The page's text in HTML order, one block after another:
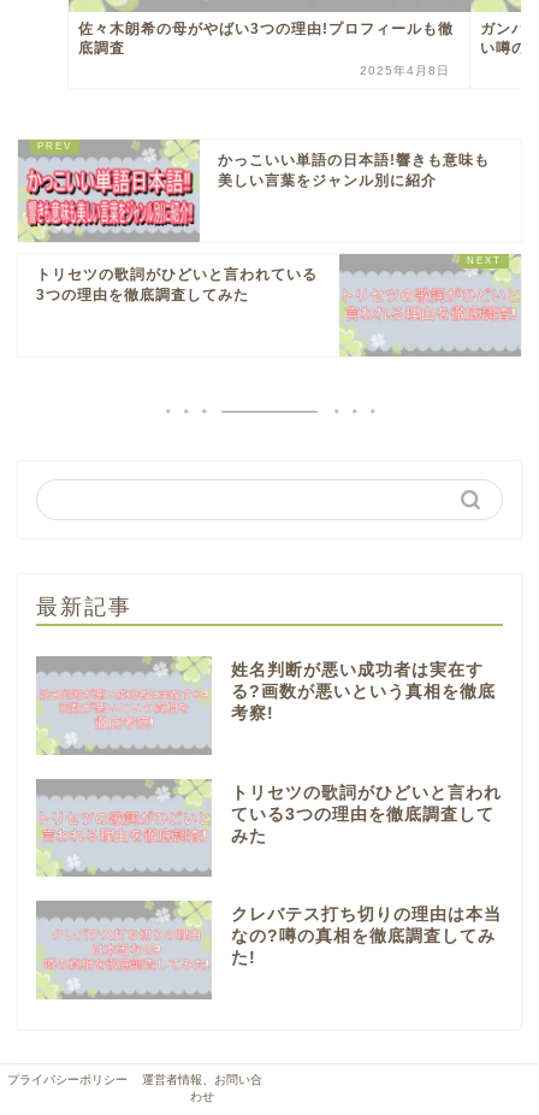
佐々木朗希の母がやばい3つの理由!プロフィールも徹
底調査
2025年4月8日
ガンバ
い噂の
かっこいい単語の日本語!響きも意味も
美しい言葉をジャンル別に紹介
トリセツの歌詞がひどいと言われている
3つの理由を徹底調査してみた
最新記事
姓名判断が悪い成功者は実在す
る?画数が悪いという真相を徹底
考察!
トリセツの歌詞がひどいと言われ
ている3つの理由を徹底調査して
みた
クレバテス打ち切りの理由は本当
なの?噂の真相を徹底調査してみ
た!
プライバシーポリシー
運営者情報、お問い合
わせ